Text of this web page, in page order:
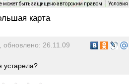
может быть защищено авторским правом Условия
обновлено: 26.11.09